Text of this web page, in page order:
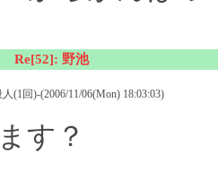
Re[52]: 野池
(1回)-(2006/11/06(Mon) 18:03:03)
す？